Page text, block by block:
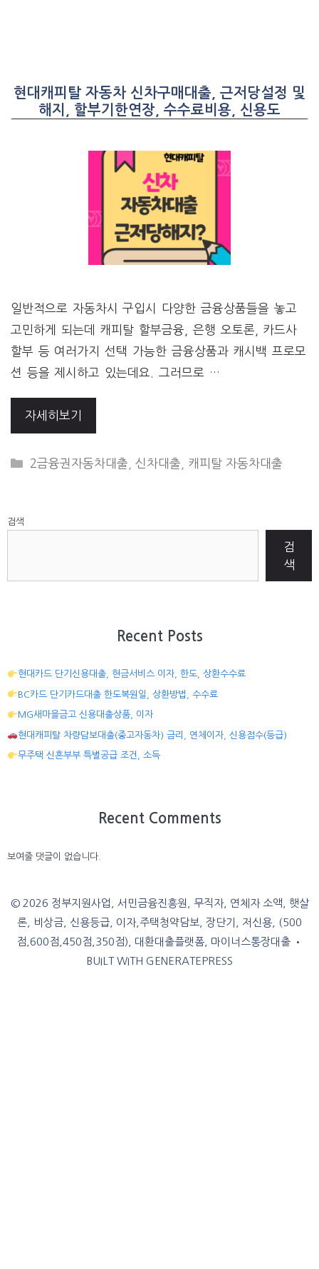
현대캐피탈 자동차 신차구매대출, 근저당설정 및
해지, 할부기한연장, 수수료비용, 신용도
일반적으로 자동차시 구입시 다양한 금융상품들을 놓고
고민하게 되는데 캐피탈 할부금융, 은행 오토론, 카드사
할부 등 여러가지 선택 가능한 금융상품과 캐시백 프로모
션 등을 제시하고 있는데요. 그러므로 …
자세히보기
CATEGORIES
2금융권자동차대출 ,신차대출 캐피탈 자동차대출
검색
검
색
Recent Posts
현대카드 단기신용대출, 현금서비스 이자, 한도, 상환수수료
BC카드 단기카드대출 한도복원일, 상환방법, 수수료
MG새마을금고 신용대출상품, 이자
현대캐피탈 차량담보대출(중고자동차) 금리, 연체이자, 신용점수(등급)
무주택 신혼부부 특별공급 조건, 소득
Recent Comments
보여줄 댓글이 없습니다.
© 2026 정부지원사업, 서민금융진흥원, 무직자, 연체자 소액, 햇살
론, 비상금, 신용등급, 이자,주택청약담보, 장단기, 저신용, (500
점,600점,450점,350점), 대환대출플랫폼, 마이너스통장대출 •
BUILT WITH GENERATEPRESS